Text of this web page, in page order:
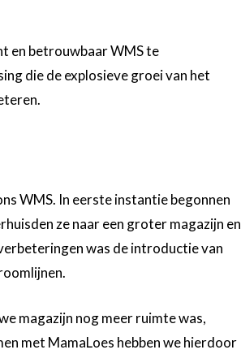
en betrouwbaar WMS te
die de explosieve groei van het
WMS. In eerste instantie begonnen
ze naar een groter magazijn en
was de introductie van
magazijn nog meer ruimte was,
met MamaLoes hebben we hierdoor